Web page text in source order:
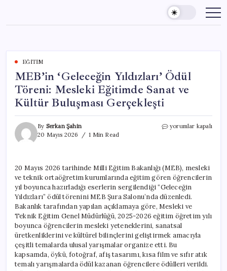
content
EĞITIM
MEB’in ‘Geleceğin Yıldızları’ Ödül
Töreni: Mesleki Eğitimde Sanat ve
Kültür Buluşması Gerçekleşti
By Serkan Şahin
20 Mayıs 2026
1 Min Read
MEB’in
Mesleki
Eğitimde
Sanat
ve
Kültür
Buluşması
Gerçekleşti
için
yorumlar kapalı
20 Mayıs 2026 tarihinde Milli Eğitim Bakanlığı (MEB), mesleki
ve teknik ortaöğretim kurumlarında eğitim gören öğrencilerin
yıl boyunca hazırladığı eserlerin sergilendiği “Geleceğin
Yıldızları” ödül törenini MEB Şura Salonu’nda düzenledi.
Bakanlık tarafından yapılan açıklamaya göre, Mesleki ve
Teknik Eğitim Genel Müdürlüğü, 2025-2026 eğitim öğretim yılı
boyunca öğrencilerin mesleki yeteneklerini, sanatsal
üretkenliklerini ve kültürel bilinçlerini geliştirmek amacıyla
çeşitli temalarda ulusal yarışmalar organize etti. Bu
kapsamda, öykü, fotoğraf, afiş tasarımı, kısa film ve sıfır atık
temalı yarışmalarda ödül kazanan öğrencilere ödülleri verildi.